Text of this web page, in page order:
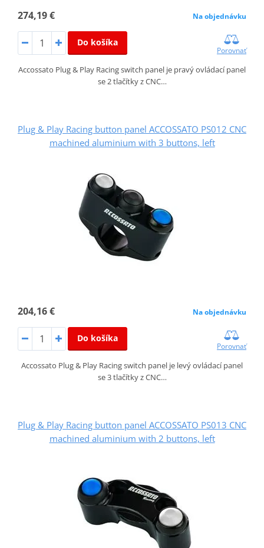
274,19 € Na objednávku
Do košíka
Porovnať
Accossato Plug & Play Racing switch panel je pravý ovládací panel
se 2 tlačítky z CNC…
Plug & Play Racing button panel ACCOSSATO PS012 CNC
machined aluminium with 3 buttons, left
204,16 € Na objednávku
Do košíka
Porovnať
Accossato Plug & Play Racing switch panel je levý ovládací panel
se 3 tlačítky z CNC…
Plug & Play Racing button panel ACCOSSATO PS013 CNC
machined aluminium with 2 buttons, left